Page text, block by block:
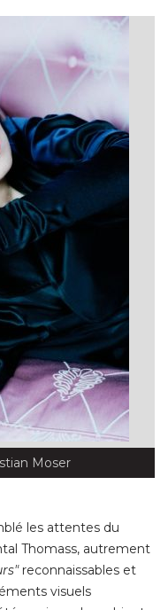
Moser
les attentes du
Thomass, autrement
reconnaissables et
visuels